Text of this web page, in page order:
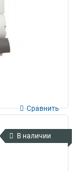
Сравнить
В наличии